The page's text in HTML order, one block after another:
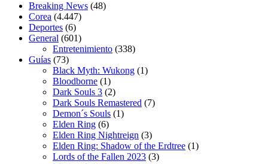
Breaking News (48)
Corea (4.447)
Deportes (6)
General (601)
Entretenimiento (338)
Guías (73)
Black Myth: Wukong (1)
Bloodborne (1)
Dark Souls 3 (2)
Dark Souls Remastered (7)
Demon´s Souls (1)
Elden Ring (6)
Elden Ring Nightreign (3)
Elden Ring: Shadow of the Erdtree (1)
Lords of the Fallen 2023 (3)